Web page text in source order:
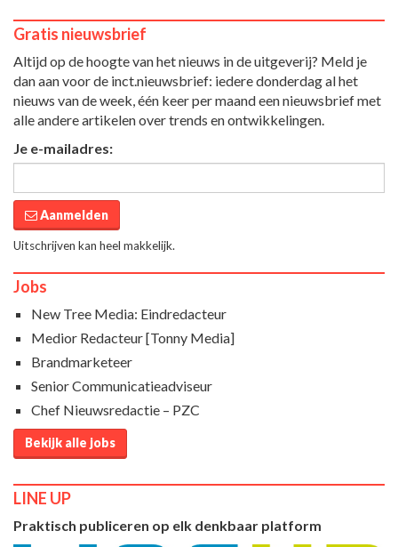
Gratis nieuwsbrief
Altijd op de hoogte van het nieuws in de uitgeverij? Meld je
dan aan voor de inct.nieuwsbrief: iedere donderdag al het
nieuws van de week, één keer per maand een nieuwsbrief met
alle andere artikelen over trends en ontwikkelingen.
Je e-mailadres:
Aanmelden
Uitschrijven kan heel makkelijk.
Jobs
New Tree Media: Eindredacteur
Medior Redacteur [Tonny Media]
Brandmarketeer
Senior Communicatieadviseur
Chef Nieuwsredactie – PZC
Bekijk alle jobs
LINE UP
Praktisch publiceren op elk denkbaar platform